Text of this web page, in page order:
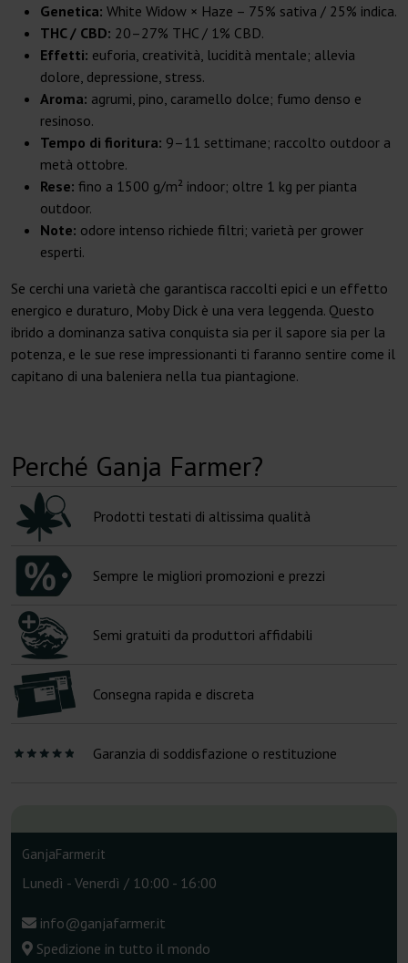
Genetica: White Widow × Haze – 75% sativa / 25% indica.
THC / CBD: 20–27% THC / 1% CBD.
Effetti: euforia, creatività, lucidità mentale; allevia
dolore, depressione, stress.
Aroma: agrumi, pino, caramello dolce; fumo denso e
resinoso.
Tempo di fioritura: 9–11 settimane; raccolto outdoor a
metà ottobre.
Rese: fino a 1500 g/m² indoor; oltre 1 kg per pianta
outdoor.
Note: odore intenso richiede filtri; varietà per grower
esperti.
Se cerchi una varietà che garantisca raccolti epici e un effetto
energico e duraturo, Moby Dick è una vera leggenda. Questo
ibrido a dominanza sativa conquista sia per il sapore sia per la
potenza, e le sue rese impressionanti ti faranno sentire come il
capitano di una baleniera nella tua piantagione.
Perché Ganja Farmer?
Prodotti testati di altissima qualità
Sempre le migliori promozioni e prezzi
Semi gratuiti da produttori affidabili
Consegna rapida e discreta
Garanzia di soddisfazione o restituzione
GanjaFarmer.it
Lunedì - Venerdì / 10:00 - 16:00
info@ganjafarmer.it
Spedizione in tutto il mondo